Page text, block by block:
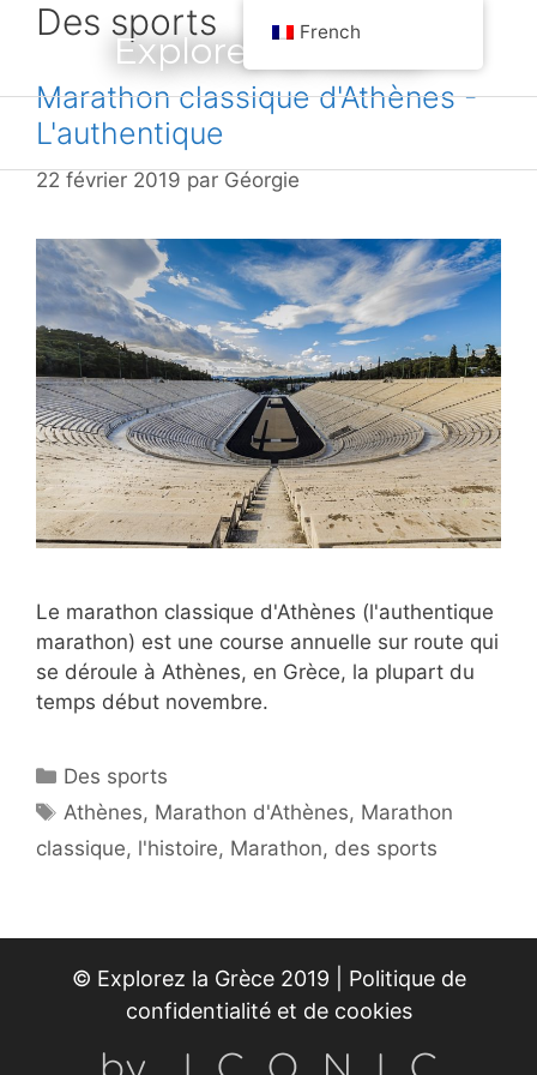
Aller
Explorez la Grèce
Des sports
Marathon classique d'Athènes -
L'authentique
22 février 2019 par Géorgie
Le marathon classique d'Athènes (l'authentique
marathon) est une course annuelle sur route qui
se déroule à Athènes, en Grèce, la plupart du
temps début novembre.
Catégories
Des sports
Étiquettes
Athènes, Marathon d'Athènes, Marathon
classique, l'histoire, Marathon, des sports
© Explorez la Grèce 2019 | Politique de
confidentialité et de cookies
French